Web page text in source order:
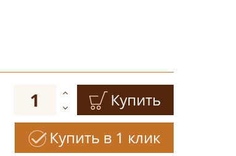
Купить
Купить в 1 клик